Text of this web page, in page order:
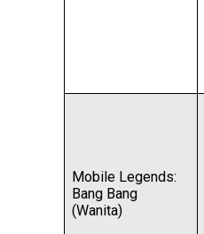
Mobile Legends:
Bang Bang
(Wanita)